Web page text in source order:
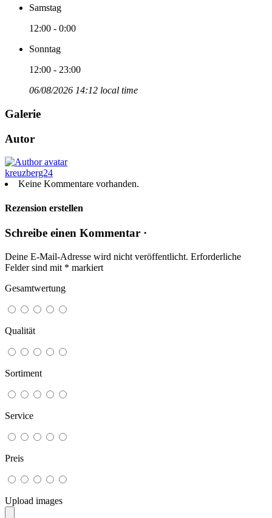
Samstag
12:00 - 0:00
Sonntag
12:00 - 23:00
06/08/2026 14:12 local time
Galerie
Autor
kreuzberg24
Keine Kommentare vorhanden.
Rezension erstellen
Schreibe einen Kommentar ·
Deine E-Mail-Adresse wird nicht veröffentlicht. Erforderliche
Felder sind mit * markiert
Gesamtwertung
Qualität
Sortiment
Service
Preis
Upload images